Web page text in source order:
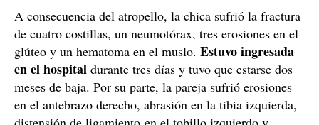
A consecuencia del atropello, la chica sufrió la fractura
de cuatro costillas, un neumotórax, tres erosiones en el
glúteo y un hematoma en el muslo. Estuvo ingresada
en el hospital durante tres días y tuvo que estarse dos
meses de baja. Por su parte, la pareja sufrió erosiones
en el antebrazo derecho, abrasión en la tibia izquierda,